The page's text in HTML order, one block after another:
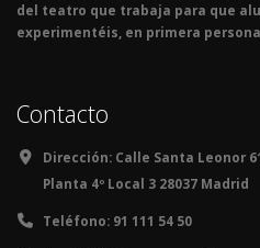
del teatro que trabaja para que
experimentéis, en primera
Contacto
Dirección: Calle Santa Leonor
Planta 4º Local 3 28037 Madrid
Teléfono: 91 111 54 50